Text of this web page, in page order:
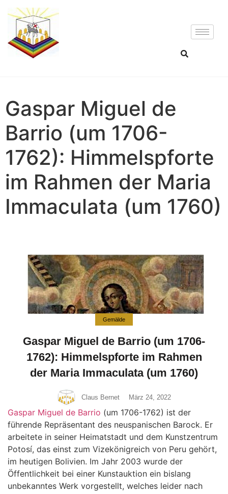
Gaspar Miguel de
Barrio (um 1706-
1762): Himmelspforte
im Rahmen der Maria
Immaculata (um 1760)
Gemälde
Gaspar Miguel de Barrio (um 1706-
1762): Himmelspforte im Rahmen
der Maria Immaculata (um 1760)
Claus Bernet März 24, 2022
Gaspar Miguel de Barrio (um 1706-1762) ist der
führende Repräsentant des neuspanischen Barock. Er
arbeitete in seiner Heimatstadt und dem Kunstzentrum
Potosí, das einst zum Vizekönigreich von Peru gehört,
im heutigen Bolivien. Im Jahr 2003 wurde der
Öffentlichkeit bei einer Kunstauktion ein bislang
unbekanntes Werk vorgestellt, welches leider nach